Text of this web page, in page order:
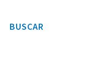
BUSCAR